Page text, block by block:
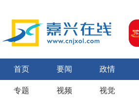
首页 要闻 政情
专题 视频 视觉